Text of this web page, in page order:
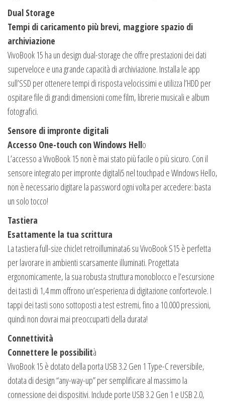
Dual Storage
Tempi di caricamento più brevi, maggiore spazio di
archiviazione
VivoBook 15 ha un design dual-storage che offre prestazioni dei dati
superveloce e una grande capacità di archiviazione. Installa le app
sull’SSD per ottenere tempi di risposta velocissimi e utilizza l’HDD per
ospitare file di grandi dimensioni come film, librerie musicali e album
fotografici.
Sensore di impronte digitali
Accesso One-touch con Windows Hello
L’accesso a VivoBook 15 non è mai stato più facile o più sicuro. Con il
sensore integrato per impronte digitali5 nel touchpad e Windows Hello,
non è necessario digitare la password ogni volta per accedere: basta
un solo tocco!
Tastiera
Esattamente la tua scrittura
La tastiera full-size chiclet retroilluminata6 su VivoBook S15 è perfetta
per lavorare in ambienti scarsamente illuminati. Progettata
ergonomicamente, la sua robusta struttura monoblocco e l’escursione
dei tasti di 1,4 mm offrono un’esperienza di digitazione confortevole. I
tappi dei tasti sono sottoposti a test estremi, fino a 10.000 pressioni,
quindi non dovrai mai preoccuparti della durata!
Connettività
Connettere le possibilità
VivoBook 15 è dotato della porta USB 3.2 Gen 1 Type-C reversibile,
dotata di design “any-way-up” per semplificare al massimo la
connessione dei dispositivi. Include porte USB 3.2 Gen 1 e USB 2.0,